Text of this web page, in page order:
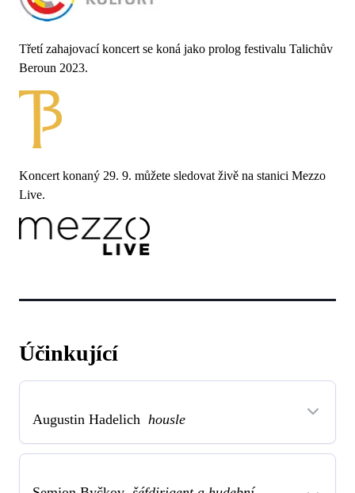
Třetí zahajovací koncert se koná jako prolog festivalu Talichův
Beroun 2023.
Koncert konaný 29. 9. můžete sledovat živě na stanici Mezzo
Live.
Účinkující
Augustin Hadelich housle